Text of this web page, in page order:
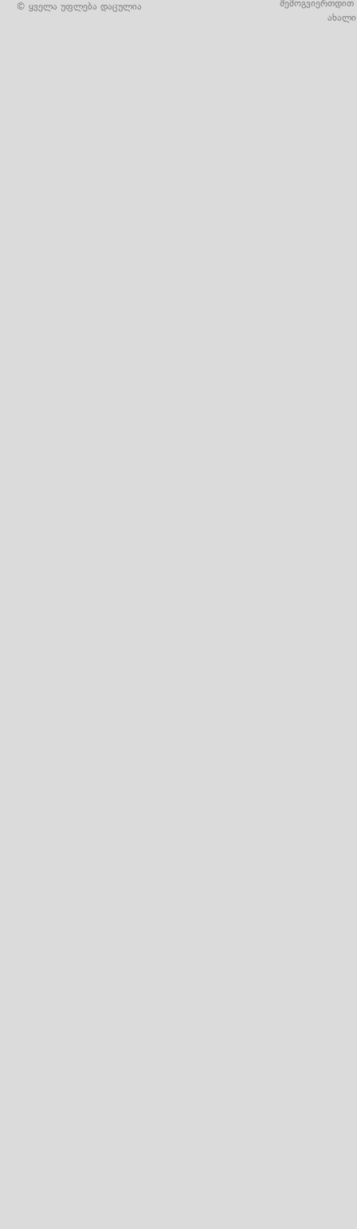
© ყველა უფლება დაცულია
შემოგვიერთდით
ახალი